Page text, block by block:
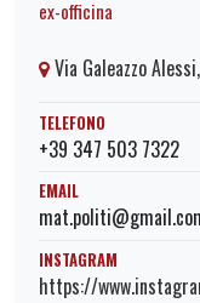
ex-officina
Via Galeazzo
TELEFONO
+39 347 503 7322
EMAIL
INSTAGRAM
https://